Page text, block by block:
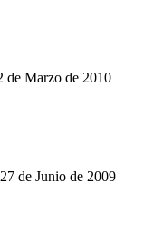
de Marzo de 2010
de Junio de 2009